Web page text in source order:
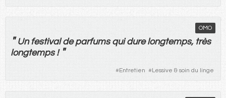
OMO
" Un festival de parfums qui dure longtemps, très
longtemps! "
#Entretien #Lessive & soin du linge